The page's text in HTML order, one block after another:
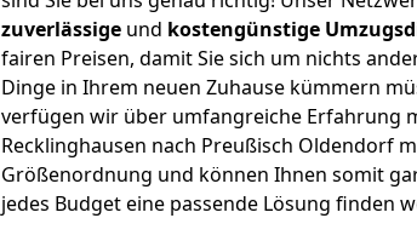
zuverlässige und kostengünstige
fairen Preisen, damit Sie sich um nichts
Dinge in Ihrem neuen Zuhause kümmern
verfügen wir über umfangreiche Erfahrung
Recklinghausen nach Preußisch Oldendorf
Größenordnung und können Ihnen somit
jedes Budget eine passende Lösung finden